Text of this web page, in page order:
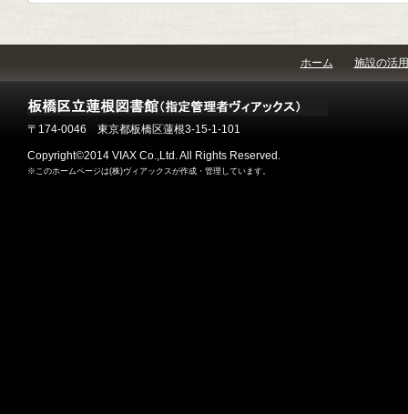
ホーム 施設の活用
〒174-0046 東京都板橋区蓮根3-15-1-101
Copyright©2014 VIAX Co.,Ltd. All Rights Reserved.
※このホームページは(株)ヴィアックスが作成・管理しています。